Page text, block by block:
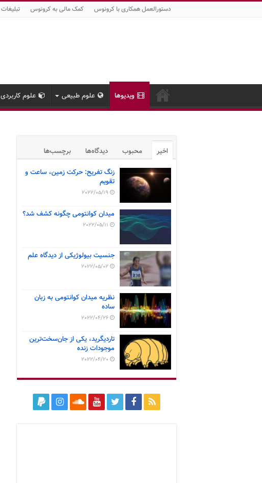
دستورالعمل همکاری با کرونوس کمک مالی به کرونوس تبلیغات
ویدیوها علوم طبیعی علوم کاربردی
اخیر محبوب دیدگاه‌ها برچسب‌ها
زنگ تفریح: حرکت زمین، ساعت و
تقویم
2022/05/19
میدان کوانتومی چگونه کشف شد؟
2022/05/11
جنسیت بیولوژیکی از دیدگاه علم
2022/05/02
نظریه میدان کوانتومی به زبان
ساده
2022/04/26
تاردیگرید، یکی از جان‌سخت‌ترین
موجودات زنده
2022/04/20